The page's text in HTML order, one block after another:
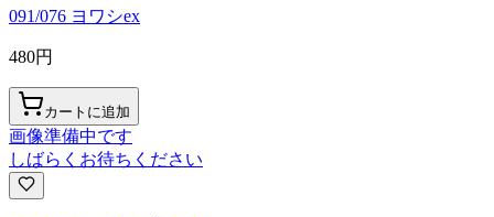
091/076 ヨワシex
480円
カートに追加
画像準備中です
しばらくお待ちください